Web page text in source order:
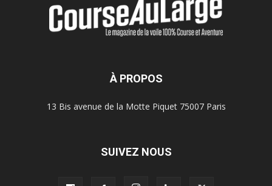
À PROPOS
13 Bis avenue de la Motte Piquet 75007 Paris
SUIVEZ NOUS